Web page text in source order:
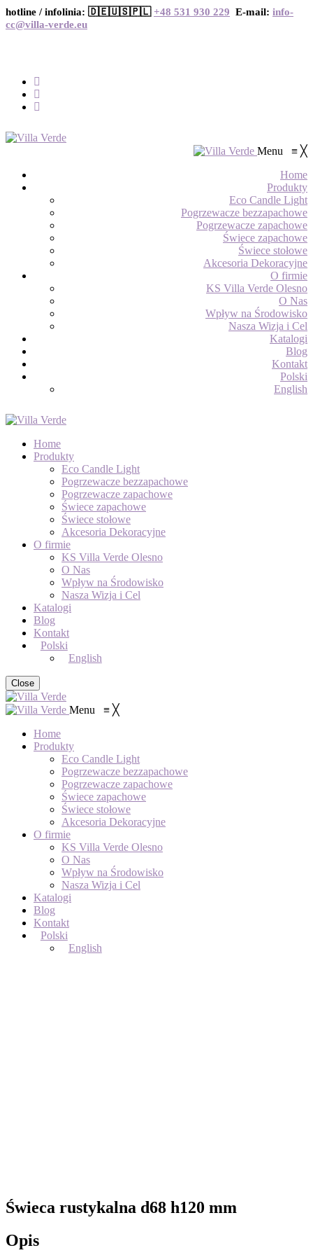
hotline / infolinia: 🇩🇪🇺🇸🇵🇱+48 531 930 229 E-mail: info-
cc@villa-verde.eu
Menu ≡ ╳
Home
Produkty
Eco Candle Light
Pogrzewacze bezzapachowe
Pogrzewacze zapachowe
Świece zapachowe
Świece stołowe
Akcesoria Dekoracyjne
O firmie
KS Villa Verde Olesno
O Nas
Wpływ na Środowisko
Nasza Wizja i Cel
Katalogi
Blog
Kontakt
Polski
English
Home
Produkty
Eco Candle Light
Pogrzewacze bezzapachowe
Pogrzewacze zapachowe
Świece zapachowe
Świece stołowe
Akcesoria Dekoracyjne
O firmie
KS Villa Verde Olesno
O Nas
Wpływ na Środowisko
Nasza Wizja i Cel
Katalogi
Blog
Kontakt
Polski
English
Close
Menu ≡ ╳
Home
Produkty
Eco Candle Light
Pogrzewacze bezzapachowe
Pogrzewacze zapachowe
Świece zapachowe
Świece stołowe
Akcesoria Dekoracyjne
O firmie
KS Villa Verde Olesno
O Nas
Wpływ na Środowisko
Nasza Wizja i Cel
Katalogi
Blog
Kontakt
Polski
English
Świeca rustykalna d68 h120 mm
Opis